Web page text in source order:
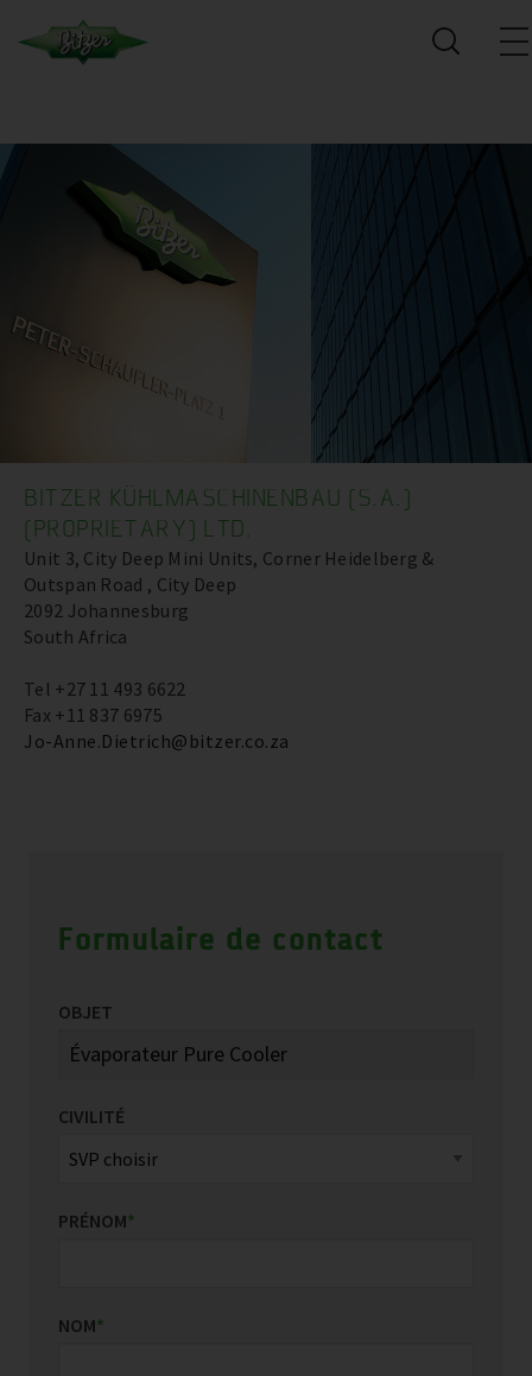
BITZER KÜHLMASCHINENBAU (S.A.)
(PROPRIETARY) LTD.
Unit 3, City Deep Mini Units, Corner Heidelberg &
Outspan Road , City Deep
2092 Johannesburg
South Africa
Tel +27 11 493 6622
Fax +11 837 6975
Jo-Anne.Dietrich@bitzer.co.za
Formulaire de contact
OBJET
CIVILITÉ
PRÉNOM*
NOM*